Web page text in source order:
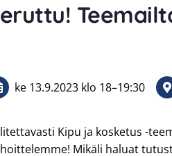
ke 13.9.2023 klo 18–19:30
Kipu ja kosketus -
Mikäli haluat